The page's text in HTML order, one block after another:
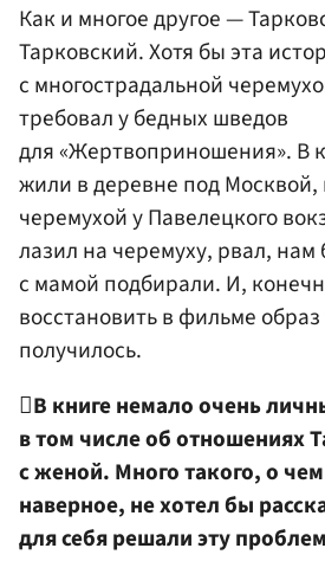
Как и многое другое —
Тарковский. Хотя бы эта
с многострадальной
требовал у бедных шведов
для «Жертвоприношения». В
жили в деревне под Москвой,
черемухой у Павелецкого
лазил на черемуху, рвал, нам
с мамой подбирали. И,
восстановить в фильме
получилось.
В книге немало очень
в том числе об отношениях
с женой. Много такого, о
наверное, не хотел бы
для себя решали эту